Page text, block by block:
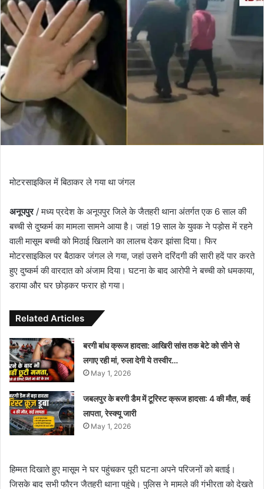
मोटरसाइकिल में बिठाकर ले गया था जंगल
अनूपपुर/ मध्य प्रदेश के अनूपपुर जिले के जैतहरी थाना अंतर्गत एक 6 साल की
बच्ची से दुष्कर्म का मामला सामने आया है। जहां 19 साल के युवक ने पड़ोस में रहने
वाली मासूम बच्ची को मिठाई खिलाने का लालच देकर झांसा दिया। फिर
मोटरसाइकिल पर बैठाकर जंगल ले गया, जहां उसने दरिंदगी की सारी हदें पार करते
हुए दुष्कर्म की वारदात को अंजाम दिया। घटना के बाद आरोपी ने बच्ची को धमकाया,
डराया और घर छोड़कर फरार हो गया।
Related Articles
बरगी बांध क्रूज हादसा: आखिरी सांस तक बेटे को सीने से
लगाए रही मां, रुला देगी ये तस्वीर…
May 1, 2026
जबलपुर के बरगी डैम में टूरिस्ट क्रूज हादसा: 4 की मौत, कई
लापता, रेस्क्यू जारी
May 1, 2026
हिम्मत दिखाते हुए मासूम ने घर पहुंचकर पूरी घटना अपने परिजनों को बताई।
जिसके बाद सभी फौरन जैतहरी थाना पहुंचे। पुलिस ने मामले की गंभीरता को देखते